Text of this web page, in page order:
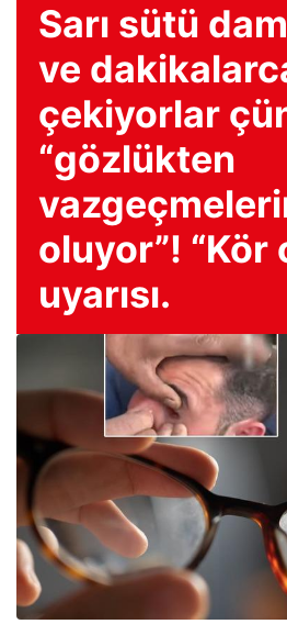
Sarı sütü
ve
çekiyorlar
“gözlükten
oluyor”! “Kör
uyarısı.